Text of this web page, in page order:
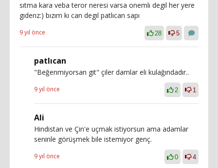
sıtma kara veba teror neresi varsa onemlı degıl her yere
gıderız:) bızım kı can degıl patlıcan sapı
9 yıl önce 28 5
patlıcan
"Beğenmiyorsan git" çiler damlar eli kulağındadır..
9 yıl önce 2 1
Ali
Hindistan ve Çin'e uçmak istiyorsun ama adamlar
seninle görüşmek bile istemiyor genç.
9 yıl önce 0 4